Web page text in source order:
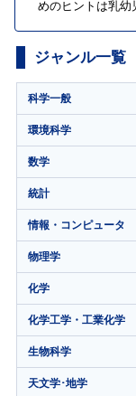
めのヒントは乳
ジャンル一覧
科学一般
環境科学
数学
統計
情報・コンピュータ
物理学
化学
化学工学・工業化学
生物科学
天文学･地学